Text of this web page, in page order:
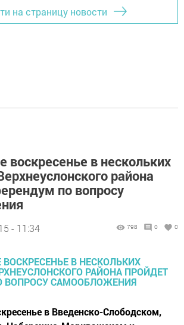
на страницу новости
в нескольких
района
по вопросу
- 11:34 798 0 0
в Введенско-Слободском,